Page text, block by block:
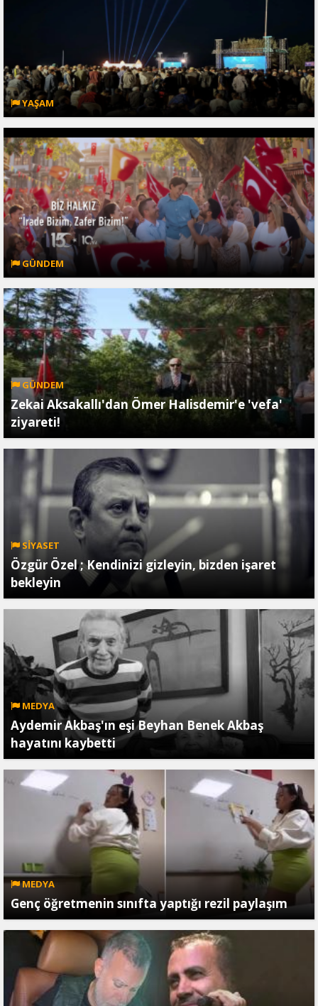
YAŞAM
GÜNDEM
GÜNDEM
Zekai Aksakallı'dan Ömer Halisdemir'e 'vefa'
ziyareti!
SİYASET
Özgür Özel ; Kendinizi gizleyin, bizden işaret
bekleyin
MEDYA
Aydemir Akbaş'ın eşi Beyhan Benek Akbaş
hayatını kaybetti
MEDYA
Genç öğretmenin sınıfta yaptığı rezil paylaşım